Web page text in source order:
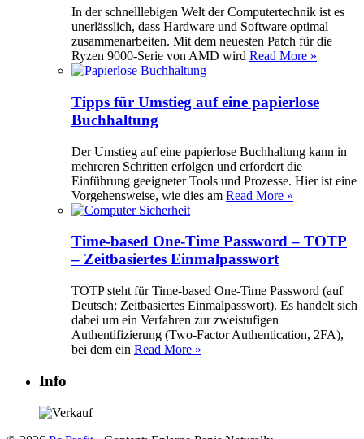
In der schnelllebigen Welt der Computertechnik ist es
unerlässlich, dass Hardware und Software optimal
zusammenarbeiten. Mit dem neuesten Patch für die
Ryzen 9000-Serie von AMD wird Read More »
Tipps für Umstieg auf eine papierlose
Buchhaltung
Der Umstieg auf eine papierlose Buchhaltung kann in
mehreren Schritten erfolgen und erfordert die
Einführung geeigneter Tools und Prozesse. Hier ist eine
Vorgehensweise, wie dies am Read More »
Time-based One-Time Password – TOTP
– Zeitbasiertes Einmalpasswort
TOTP steht für Time-based One-Time Password (auf
Deutsch: Zeitbasiertes Einmalpasswort). Es handelt sich
dabei um ein Verfahren zur zweistufigen
Authentifizierung (Two-Factor Authentication, 2FA),
bei dem ein Read More »
Info